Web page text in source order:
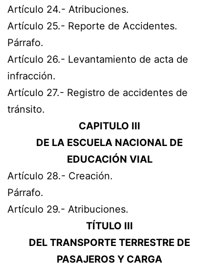
Artículo 24.- Atribuciones.
Artículo 25.- Reporte de Accidentes.
Párrafo.
Artículo 26.- Levantamiento de acta de
infracción.
Artículo 27.- Registro de accidentes de
tránsito.
CAPITULO III
DE LA ESCUELA NACIONAL DE
EDUCACIÓN VIAL
Artículo 28.- Creación.
Párrafo.
Artículo 29.- Atribuciones.
TÍTULO III
DEL TRANSPORTE TERRESTRE DE
PASAJEROS Y CARGA